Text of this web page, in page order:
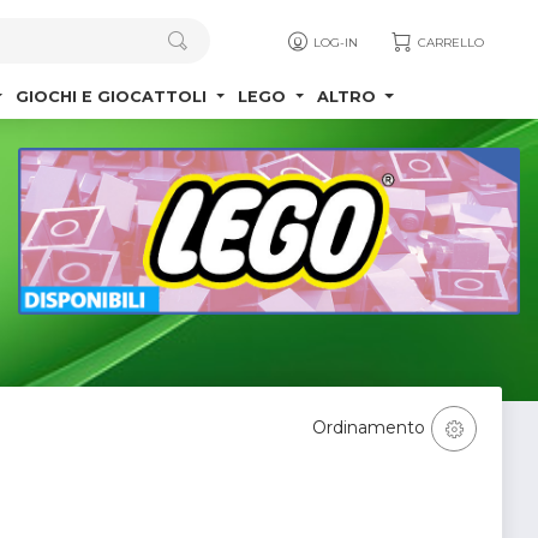
LOG-IN CARRELLO
GIOCHI E GIOCATTOLI LEGO ALTRO
Ordinamento